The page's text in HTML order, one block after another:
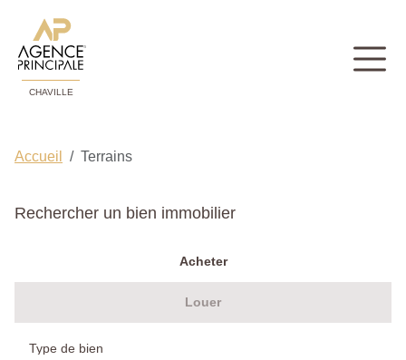
CHAVILLE
Accueil Terrains
Rechercher un bien immobilier
Acheter
Louer